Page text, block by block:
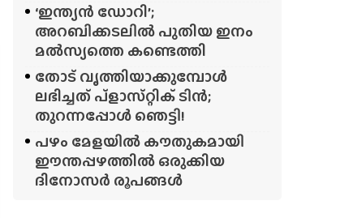
‘ഇന്ത്യൻ ഡോറി’;
അറബിക്കടലിൽ പുതിയ ഇനം
മൽസ്യത്തെ കണ്ടെത്തി
തോട് വൃത്തിയാക്കുമ്പോൾ
ലഭിച്ചത് പ്‌ളാസ്‌റ്റിക് ടിൻ;
തുറന്നപ്പോൾ ഞെട്ടി!
പഴം മേളയിൽ കൗതുകമായി
ഈന്തപ്പഴത്തിൽ ഒരുക്കിയ
ദിനോസർ രൂപങ്ങൾ